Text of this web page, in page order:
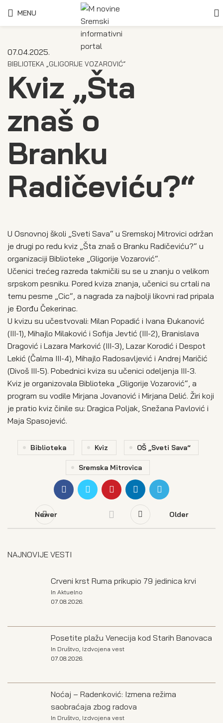
MENU
07.04.2025.
BIBLIOTEKA „GLIGORIJE VOZAROVIĆ“
Kviz „Šta
znaš o
Branku
Radičeviću?“
U Osnovnoj školi „Sveti Sava“ u Sremskoj Mitrovici održan
je drugi po redu kviz „Šta znaš o Branku Radičeviću?“ u
organizaciji Biblioteke „Gligorije Vozarović“.
Učenici trećeg razreda takmičili su se u znanju o velikom
srpskom pesniku. Pored kviza znanja, učenici su crtali na
temu pesme „Cic“, a nagrada za najbolji likovni rad pripala
je Đorđu Čekerinac.
U kvizu su učestvovali: Milan Popadić i Ivana Đukanović
(III-1), Mihajlo Milaković i Sofija Jevtić (III-2), Branislava
Dragović i Lazara Marković (III-3), Lazar Korodić i Despot
Lekić (Čalma III-4), Mihajlo Radosavljević i Andrej Maričić
(Divoš III-5). Pobednici kviza su učenici odeljenja III-3.
Kviz je organizovala Biblioteka „Gligorije Vozarović“, a
program su vodile Mirjana Jovanović i Mirjana Delić. Žiri koji
je pratio kviz činile su: Dragica Poljak, Snežana Pavlović i
Maja Spasojević.
Biblioteka Kviz OŠ „Sveti Sava“
Sremska Mitrovica
Newer Older
NAJNOVIJE VESTI
Crveni krst Ruma prikupio 79 jedinica krvi
In Aktuelno
07.08.2026.
Posetite plažu Venecija kod Starih Banovaca
In Društvo Izdvojena vest
07.08.2026.
Noćaj – Radenković: Izmena režima
saobraćaja zbog radova
In Društvo, Izdvojena vest